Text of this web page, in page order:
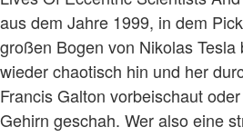
aus dem Jahre 1999, in dem
großen Bogen von Nikolas
wieder chaotisch hin und her
Francis Galton vorbeischaut
Gehirn geschah. Wer also eine